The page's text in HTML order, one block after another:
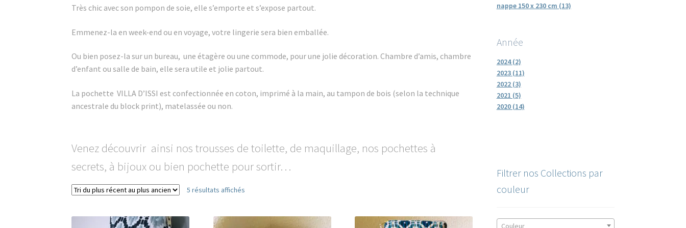
Très chic avec son pompon de soie, elle s’emporte et s’expose partout.
Emmenez-la en week-end ou en voyage, votre lingerie sera bien emballée.
Ou bien posez-la sur un bureau, une étagère ou une commode, pour une jolie décoration. Chambre d’amis, chambre
d’enfant ou salle de bain, elle sera utile et jolie partout.
La pochette VILLA D’ISSI est confectionnée en coton, imprimé à la main, au tampon de bois (selon la technique
ancestrale du block print), matelassée ou non.
Venez découvrir ainsi nos trousses de toilette, de maquillage, nos pochettes à
secrets, à bijoux ou bien pochette pour sortir…
5 résultats affichés
nappe 150 x 230 cm (13)
Année
2024 (2)
2023 (11)
2022 (3)
2021 (5)
2020 (14)
Filtrer nos Collections par
couleur
Couleur